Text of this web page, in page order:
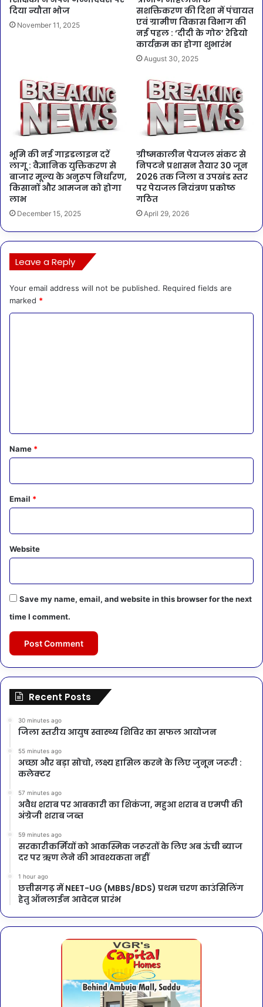
दिया न्यौता भोज
November 11, 2025
सशक्तिकरण की दिशा में पंचायत
एवं ग्रामीण विकास विभाग की
नई पहल : ‘दीदी के गोठ’ रेडियो
कार्यक्रम का होगा शुभारंभ
August 30, 2025
भूमि की नई गाइडलाइन दरें
लागू : वैज्ञानिक युक्तिकरण से
बाजार मूल्य के अनुरूप निर्धारण,
किसानों और आमजन को होगा
लाभ
December 15, 2025
ग्रीष्मकालीन पेयजल संकट से
निपटने प्रशासन तैयार 30 जून
2026 तक जिला व उपखंड स्तर
पर पेयजल नियंत्रण प्रकोष्ठ
गठित
April 29, 2026
Leave a Reply
Your email address will not be published. Required fields are
marked *
*
Name *
Email *
Website
Save my name, email, and website in this browser for the next
time I comment.
Recent Posts
30 minutes ago
जिला स्तरीय आयुष स्वास्थ्य शिविर का सफल आयोजन
55 minutes ago
अच्छा और बड़ा सोचो, लक्ष्य हासिल करने के लिए जुनून जरूरी :
कलेक्टर
57 minutes ago
अवैध शराब पर आबकारी का शिकंजा, महुआ शराब व एमपी की
अंग्रेजी शराब जब्त
59 minutes ago
सरकारीकर्मियों को आकस्मिक जरूरतों के लिए अब ऊंची ब्याज
दर पर ऋण लेने की आवश्यकता नहीं
1 hour ago
छत्तीसगढ़ में NEET-UG (MBBS/BDS) प्रथम चरण काउंसिलिंग
हेतु ऑनलाईन आवेदन प्रारंभ